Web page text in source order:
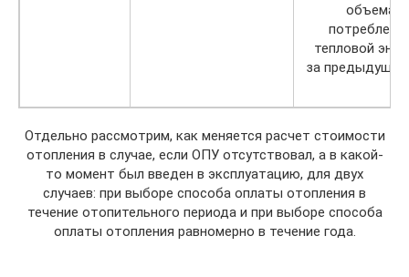
объема
тепловой
за предыдущий
Отдельно рассмотрим, как меняется расчет стоимости
отопления в случае, если ОПУ отсутствовал, а в какой-
то момент был введен в эксплуатацию, для двух
случаев: при выборе способа оплаты отопления в
течение отопительного периода и при выборе способа
оплаты отопления равномерно в течение года.